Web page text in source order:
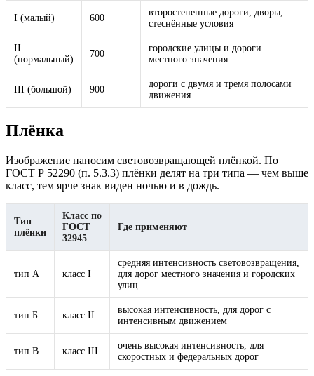
I (малый) 600
второстепенные дороги, дворы,
стеснённые условия
II
(нормальный)
700
городские улицы и дороги
местного значения
III (большой) 900
дороги с двумя и тремя полосами
движения
Плёнка
Изображение наносим световозвращающей плёнкой. По
ГОСТ Р 52290 (п. 5.3.3) плёнки делят на три типа — чем выше
класс, тем ярче знак виден ночью и в дождь.
Тип
плёнки
Класс по
ГОСТ
32945
Где применяют
тип А класс I
средняя интенсивность световозвращения,
для дорог местного значения и городских
улиц
тип Б класс II
высокая интенсивность, для дорог с
интенсивным движением
тип В класс III
очень высокая интенсивность, для
скоростных и федеральных дорог